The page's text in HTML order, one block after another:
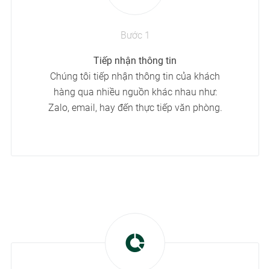
Bước 1
Tiếp nhận thông tin
Chúng tôi tiếp nhận thông tin của khách
hàng qua nhiều nguồn khác nhau như:
Zalo, email, hay đến thực tiếp văn phòng.